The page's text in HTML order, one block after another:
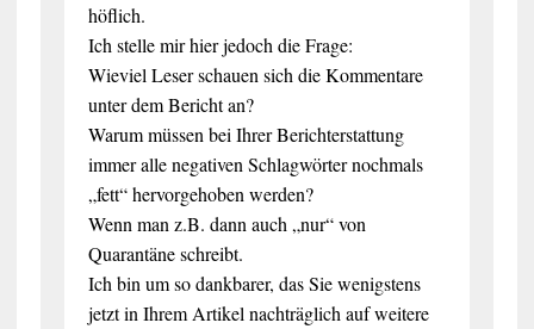
höflich.
Ich stelle mir hier jedoch die Frage:
Wieviel Leser schauen sich die Kommentare
unter dem Bericht an?
Warum müssen bei Ihrer Berichterstattung
immer alle negativen Schlagwörter nochmals
„fett“ hervorgehoben werden?
Wenn man z.B. dann auch „nur“ von
Quarantäne schreibt.
Ich bin um so dankbarer, das Sie wenigstens
jetzt in Ihrem Artikel nachträglich auf weitere